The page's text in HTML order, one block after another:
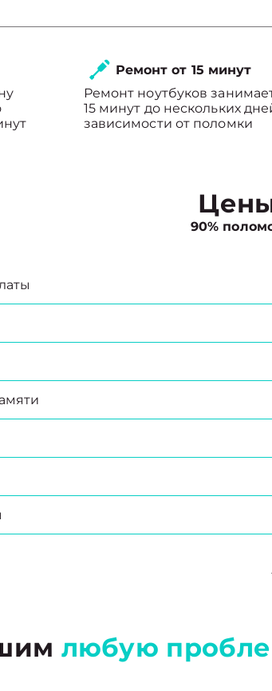
Ремонт от 15 минут
Ремонт ноутбуков
15 минут до нескольких
зависимости от поломки
90%
любую